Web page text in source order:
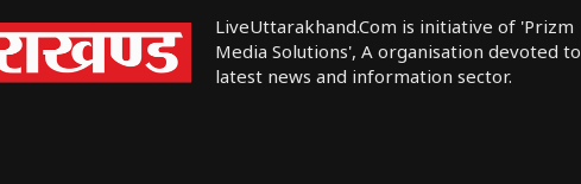
LiveUttarakhand.Com is initiative of 'Prizm
Media Solutions', A organisation devoted to
latest news and information sector.